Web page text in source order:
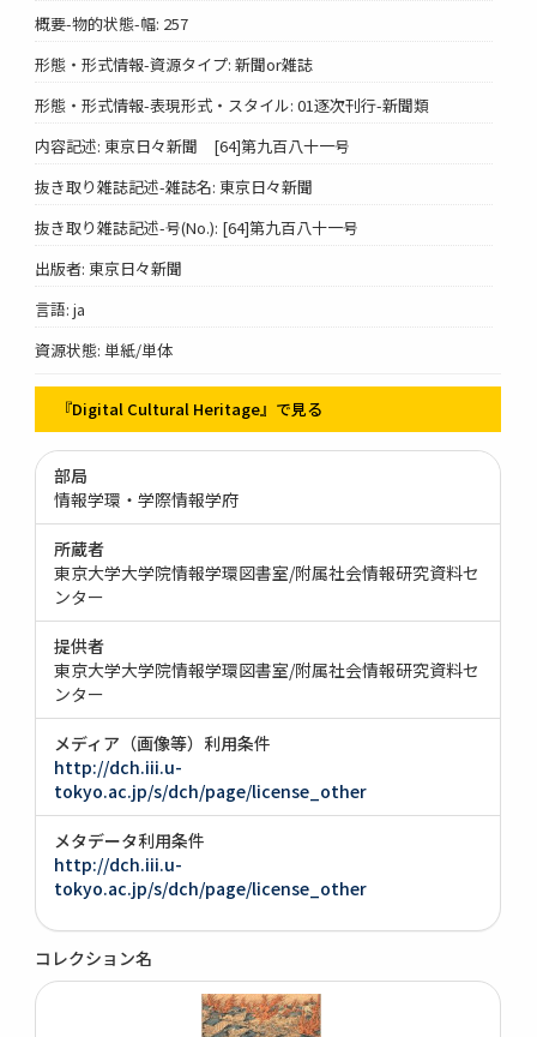
概要-物的状態-幅: 257
形態・形式情報-資源タイプ: 新聞or雑誌
形態・形式情報-表現形式・スタイル: 01逐次刊行-新聞類
内容記述: 東京日々新聞 [64]第九百八十一号
抜き取り雑誌記述-雑誌名: 東京日々新聞
抜き取り雑誌記述-号(No.): [64]第九百八十一号
出版者: 東京日々新聞
言語: ja
資源状態: 単紙/単体
『Digital Cultural Heritage』で見る
部局
情報学環・学際情報学府
所蔵者
東京大学大学院情報学環図書室/附属社会情報研究資料セ
ンター
提供者
東京大学大学院情報学環図書室/附属社会情報研究資料セ
ンター
メディア（画像等）利用条件
http://dch.iii.u-
tokyo.ac.jp/s/dch/page/license_other
メタデータ利用条件
http://dch.iii.u-
tokyo.ac.jp/s/dch/page/license_other
コレクション名